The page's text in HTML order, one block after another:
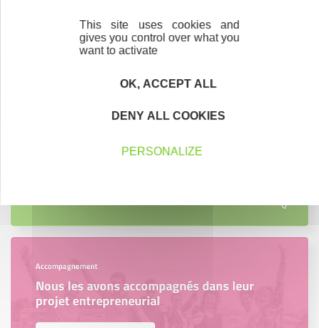
Accompagnement
Nous les avons accompagnés dans leur
projet entrepreneurial
This site uses cookies and
gives you control over what you
want to activate
OK, ACCEPT ALL
DENY ALL COOKIES
PERSONALIZE